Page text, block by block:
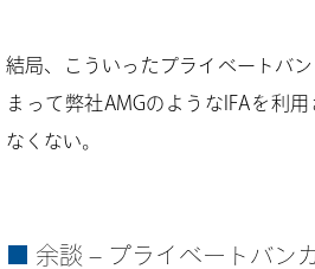
結局、こういったプライベートバ
まって弊社AMGのようなIFAを利
なくない。
余談 – プライベートバン